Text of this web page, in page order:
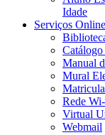
Idade
Serviços Online
Manual
Mural
Rede
Virtual
Webmail